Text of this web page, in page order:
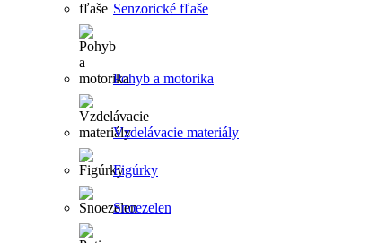
Senzorické fľaše
Pohyb a motorika
Vzdelávacie materiály
Figúrky
Snoezelen